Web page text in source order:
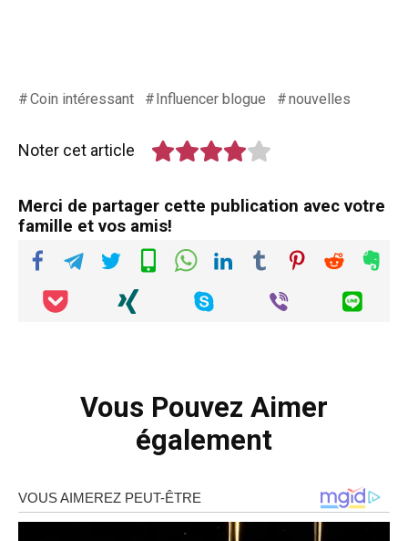
Coin intéressant Influencer blogue nouvelles
Noter cet article
Merci de partager cette publication avec votre
famille et vos amis!
Vous Pouvez Aimer
également